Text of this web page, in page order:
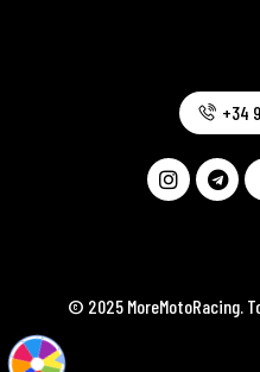
© 2025 MoreMotoRacing.
+34